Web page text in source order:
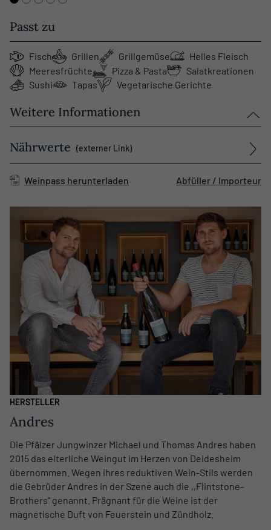
Passt zu
Fisch Grillen Grillgemüse
Helles Fleisch
Meeresfrüchte
Pizza & Pasta
Salatkreationen
Sushi
Tapas Vegetarische Gerichte
Weitere Informationen
Nährwerte (externer Link)
Weinpass herunterladen Abfüller / Importeur
HERSTELLER
Andres
Die Pfälzer Jungwinzer Michael und Thomas Andres haben
2015 das elterliche Weingut im Herzen von Deidesheim
übernommen. Wegen ihres reduktiven Wein-Stils werden
die Gebrüder Andres in der Szene auch die ,,Flintstone-
Brothers‘‘ genannt. Prägnant für die Weine ist der
magnetische Duft von Feuerstein und Zündholz.